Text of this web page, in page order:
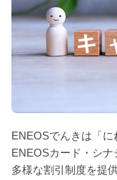
ENEOSでんきは「に
ENEOSカード・シナ
多様な割引制度を提